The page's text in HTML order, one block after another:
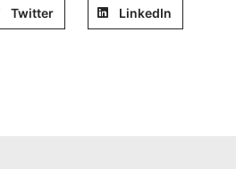
Twitter LinkedIn